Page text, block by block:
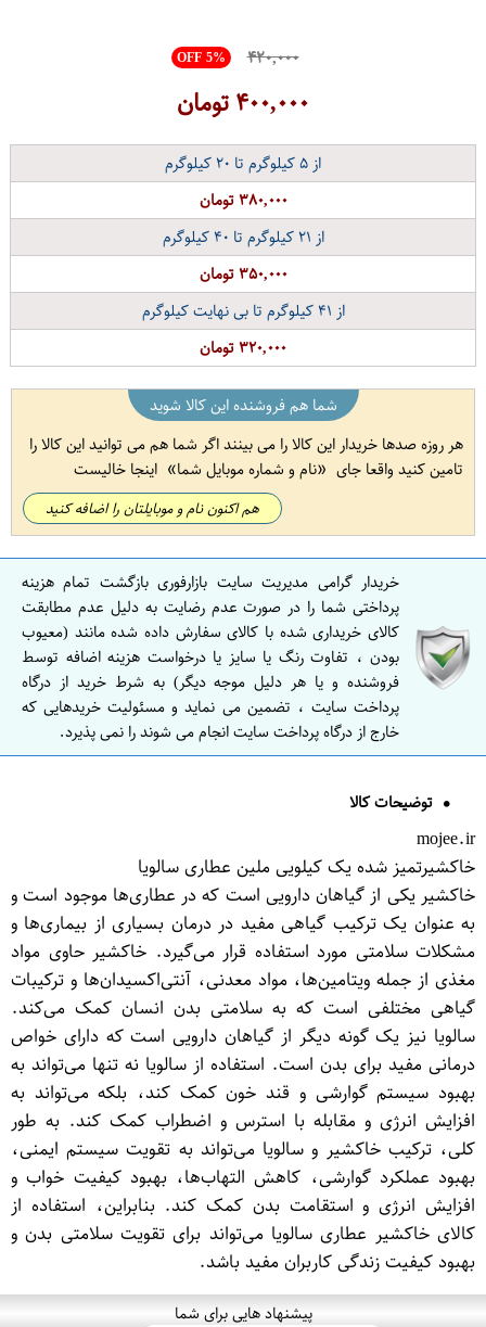
OFF 5% ۴۲۰,۰۰۰
۴۰۰,۰۰۰تومان
از ۵کیلوگرم تا ۲۰ کیلوگرم
۳۸۰,۰۰۰ تومان
از ۲۱ کیلوگرم تا ۴۰ کیلوگرم
۳۵۰,۰۰۰ تومان
از ۴۱ کیلوگرم تا بی نهایت کیلوگرم
۳۲۰,۰۰۰ تومان
شما هم فروشنده این کالا شوید
هر روزه صدها خریدار این کالا را می بینند اگر شما هم می توانید این کالا را
تامین کنید واقعا جای
نام و شماره موبایل شما اینجا خالیست
هم اکنون نام و موبایلتان را اضافه کنید
خریدار گرامی مدیریت سایت بازارفوری بازگشت تمام هزینه
پرداختی شما را در صورت عدم رضایت به دلیل عدم مطابقت
کالای خریداری شده با کالای سفارش داده شده مانند (معیوب
بودن ، تفاوت رنگ یا سایز یا درخواست هزینه اضافه توسط
فروشنده و یا هر دلیل موجه دیگر) به شرط خرید از درگاه
پرداخت سایت ، تضمین می نماید و مسئولیت خریدهایی که
خارج از درگاه پرداخت سایت انجام می شوند را نمی پذیرد.
توضیحات کالا
mojee.ir
خاکشیرتمیز شده یک کیلویی ملین عطاری سالویا
خاکشیر یکی از گیاهان دارویی است که در عطاری‌ها موجود است و
به عنوان یک ترکیب گیاهی مفید در درمان بسیاری از بیماری‌ها و
مشکلات سلامتی مورد استفاده قرار می‌گیرد. خاکشیر حاوی مواد
مغذی از جمله ویتامین‌ها، مواد معدنی، آنتی‌اکسیدان‌ها و ترکیبات
گیاهی مختلفی است که به سلامتی بدن انسان کمک می‌کند.
سالویا نیز یک گونه دیگر از گیاهان دارویی است که دارای خواص
درمانی مفید برای بدن است. استفاده از سالویا نه تنها می‌تواند به
بهبود سیستم گوارشی و قند خون کمک کند، بلکه می‌تواند به
افزایش انرژی و مقابله با استرس و اضطراب کمک کند. به طور
کلی، ترکیب خاکشیر و سالویا می‌تواند به تقویت سیستم ایمنی،
بهبود عملکرد گوارشی، کاهش التهاب‌ها، بهبود کیفیت خواب و
افزایش انرژی و استقامت بدن کمک کند. بنابراین، استفاده از
کالای خاکشیر عطاری سالویا می‌تواند برای تقویت سلامتی بدن و
بهبود کیفیت زندگی کاربران مفید باشد.
پیشنهاد هایی برای شما